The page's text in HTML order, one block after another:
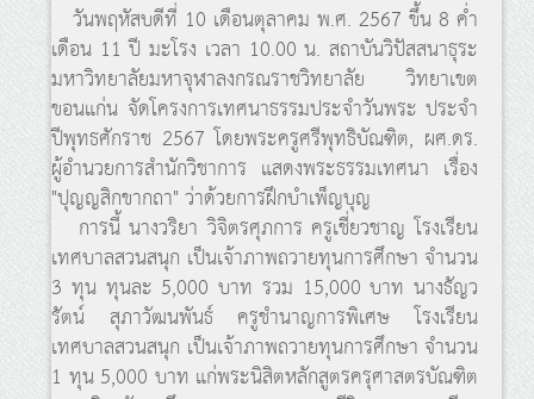
วันพฤหัสบดีที่ 10 เดือนตุลาคม พ.ศ. 2567 ขึ้น 8 ค่ำ
เดือน 11 ปี มะโรง เวลา 10.00 น. สถาบันวิปัสสนาธุระ
มหาวิทยาลัยมหาจุฬาลงกรณราชวิทยาลัย วิทยาเขต
ขอนแก่น จัดโครงการเทศนาธรรมประจำวันพระ ประจำ
ปีพุทธศักราช 2567 โดยพระครูศรีพุทธิบัณฑิต, ผศ.ดร.
ผู้อำนวยการสำนักวิชาการ แสดงพระธรรมเทศนา เรื่อง
"ปุญญสิกขากถา" ว่าด้วยการฝึกบำเพ็ญบุญ
การนี้ นางวริยา วิจิตรศุภการ ครูเชี่ยวชาญ โรงเรียน
เทศบาลสวนสนุก เป็นเจ้าภาพถวายทุนการศึกษา จำนวน
3 ทุน ทุนละ 5,000 บาท รวม 15,000 บาท นางธัญว
รัตน์ สุภาวัฒนพันธ์ ครูชำนาญการพิเศษ โรงเรียน
เทศบาลสวนสนุก เป็นเจ้าภาพถวายทุนการศึกษา จำนวน
1 ทุน 5,000 บาท แก่พระนิสิตหลักสูตรครุศาสตรบัณฑิต